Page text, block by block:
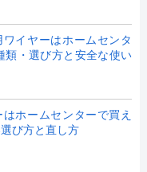
イヤーはホームセンタ
類・選び方と安全な使い
はホームセンターで買え
び方と直し方